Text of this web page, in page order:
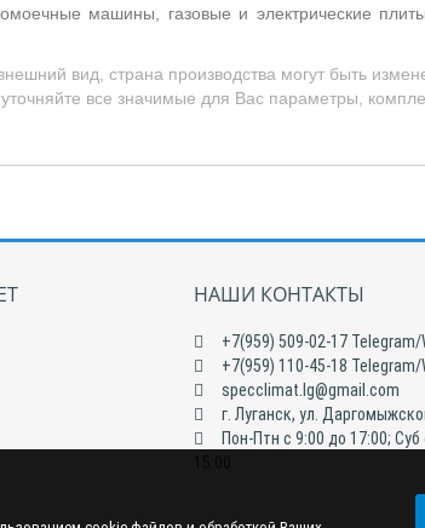
машины, газовые и электрические
вид, страна производства могут быть
все значимые для Вас параметры,
НАШИ КОНТАКТЫ
+7(959) 509-02-17
+7(959) 110-45-18
specclimat.lg@gmail.com
г. Луганск, ул.
Пон-Птн с 9:00 до 17:00; Суб